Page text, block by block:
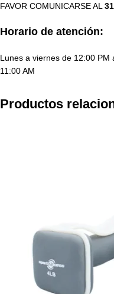
FAVOR COMUNICARSE AL
Horario de atención:
Lunes a viernes de 12:00 PM
11:00 AM
Productos